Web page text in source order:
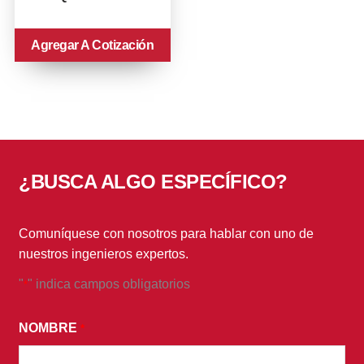
Agregar A Cotización
¿BUSCA ALGO ESPECÍFICO?
Comuníquese con nosotros para hablar con uno de
nuestros ingenieros expertos.
"*" indica campos obligatorios
NOMBRE *
AL
ENVIAR
*